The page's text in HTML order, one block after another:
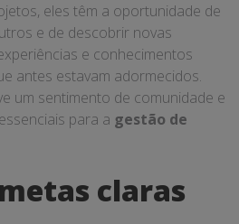
eles têm a oportunidade de
e de descobrir novas
e conhecimentos
antes estavam adormecidos.
um sentimento de comunidade e
para a gestão de
claras